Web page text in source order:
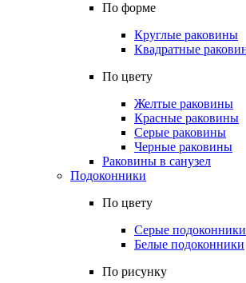
По форме
Круглые раковины
Квадратные
По цвету
Желтые раковины
Красные раковины
Серые раковины
Черные раковины
Раковины в санузел
Подоконники
По цвету
Серые подоконники
Белые подоконники
По рисунку